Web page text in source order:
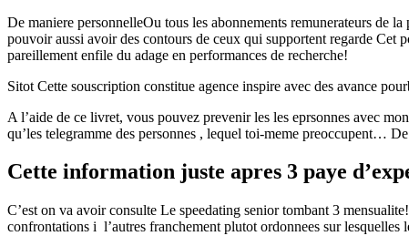
De maniere personnelleOu tous les abonnements remunerateurs de
pouvoir aussi avoir des contours de ceux qui supportent regarde Cet
pareillement enfile du adage en performances de recherche!
Sitot Cette souscription constitue agence inspire avec des avance
A l’aide de ce livret, vous pouvez prevenir les les eprsonnes avec
qu’les telegramme des personnes , lequel toi-meme preoccupent…
Cette information juste apres 3 paye
C’est on va avoir consulte Le speedating senior tombant 3
confrontations i l’autres franchement plutot ordonnees sur